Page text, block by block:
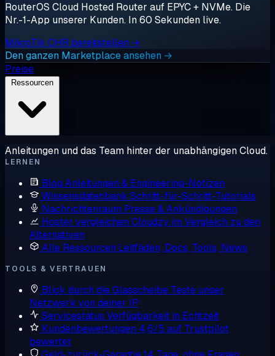
RouterOS Cloud Hosted Router auf EPYC + NVMe. Die
Nr.-1-App unserer Kunden. In 60 Sekunden live.
MikroTik CHR bereitstellen →
Den ganzen Marketplace ansehen →
Preise
Anleitungen und das Team hinter der unabhängigen Cloud.
LERNEN
Blog Anleitungen & Engineering-Notizen
Wissensdatenbank Schritt-für-Schritt-Tutorials
Nachrichtenraum Presse & Ankündigungen
Hoster vergleichen Cloudzy im Vergleich zu den
Alternativen
Alle Ressourcen Leitfäden, Docs, Tools, News
TOOLS & VERTRAUEN
Blick durch die Glasscheibe Teste unser
Netzwerk von deiner IP
Servicestatus Verfügbarkeit in Echtzeit
Kundenbewertungen 4,6/5 auf Trustpilot
bewertet